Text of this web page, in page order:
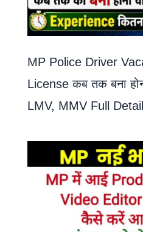
MP Police Driver
License कब तक बना
LMV, MMV Full